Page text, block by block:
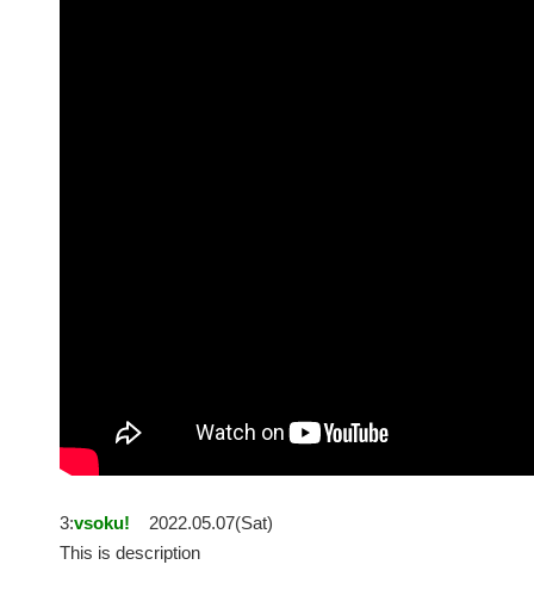
3:vsoku!
2022.05.07(Sat)
This is description